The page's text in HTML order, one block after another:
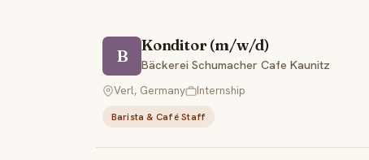
B
Konditor (m/w/d)
Bäckerei Schumacher Cafe Kaunitz
Verl, Germany
Internship
Barista & Café Staff